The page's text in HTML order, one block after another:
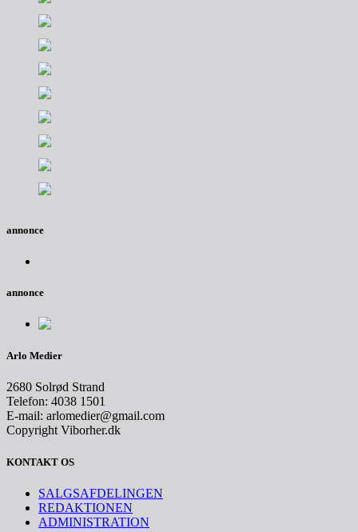
annonce
annonce
Arlo Medier
2680 Solrød Strand
Telefon: 4038 1501
E-mail: arlomedier@gmail.com
Copyright Viborher.dk
KONTAKT OS
SALGSAFDELINGEN
REDAKTIONEN
ADMINISTRATION